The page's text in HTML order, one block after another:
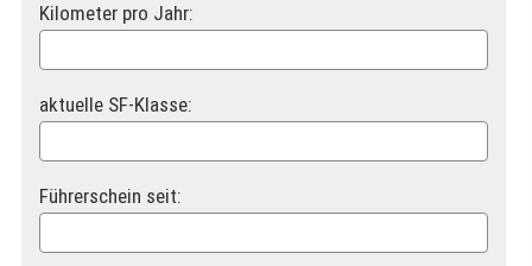
Kilometer pro Jahr:
aktuelle SF-Klasse:
Führerschein seit: